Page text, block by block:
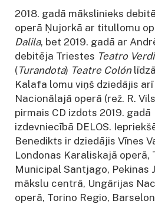
2018. gadā mākslinieks
operā Ņujorkā ar titullomu
Dalila, bet 2019. gadā ar
debitēja Triestes Teatro Verdi
(Turandota) Teatre Colón
Kalafa lomu viņš dziedājis
Nacionālajā operā (rež. R.
pirmais CD izdots 2019. gadā
izdevniecībā DELOS.
Benedikts ir dziedājis Vīnes
Londonas Karaliskajā operā,
Municipal Santjago, Pekinas
mākslu centrā, Ungārijas
operā, Torino Regio,